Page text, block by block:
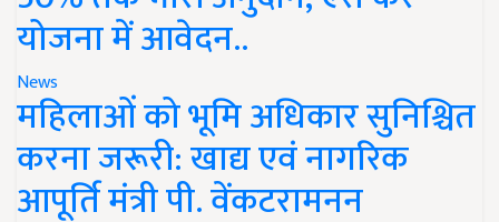
योजना में आवेदन..
News
महिलाओं को भूमि अधिकार सुनिश्चित
करना जरूरी: खाद्य एवं नागरिक
आपूर्ति मंत्री पी. वेंकटरामनन